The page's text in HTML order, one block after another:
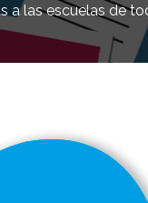
a las escuelas de